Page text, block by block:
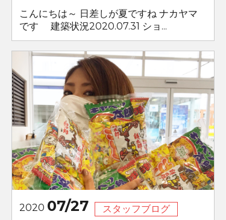
こんにちは～ 日差しが夏ですね ナカヤマ
です 建築状況2020.07.31 ショ...
2020 07/27
スタッフブログ